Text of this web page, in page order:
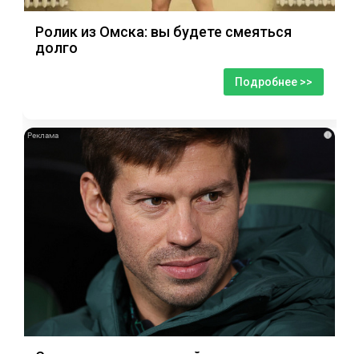
Ролик из Омска: вы будете смеяться
долго
Подробнее >>
i